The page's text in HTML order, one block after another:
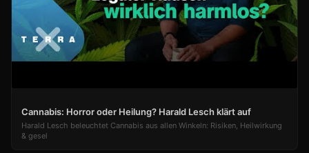
Cannabis: Horror oder Heilung? Harald Lesch klärt auf
Harald Lesch beleuchtet Cannabis aus allen Winkeln: Risiken, Heilwirkung
& gesel